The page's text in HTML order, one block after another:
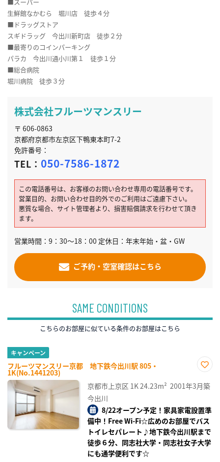
生鮮館なかむら 堀川店 徒歩４分
■ドラッグストア
スギドラッグ 今出川新町店 徒歩２分
■最寄りのコインパーキング
パラカ 今出川通小川第１ 徒歩１分
■総合病院
堀川病院 徒歩３分
株式会社フルーツマンスリー
〒 606-0863
京都府京都市左京区下鴨東本町7-2
免許番号：
TEL： 050-7586-1872
この電話番号は、お客様のお問い合わせ専用の電話番号です。
営業目的、お問い合わせ目的外でのご利用はご遠慮下さい。
悪質な場合、サイト管理者より、損害賠償請求を行わせて頂き
ます。
営業時間：9：30～18：00 定休日：年末年始・盆・GW
ご予約・空室確認はこちら
SAME CONDITIONS
こちらのお部屋に似ている条件のお部屋はこちら
キャンペーン
フルーツマンスリー京都 地下鉄今出川駅 805・
1K(No.1441203)
に入
り登
京都市上京区 1K24.23m² 2001年3月築
今出川
8/22オープン予定！家具家電設置準
備中！Free Wi-Fi☆広めのお部屋でバス
トイレセパレート♪地下鉄今出川駅まで
徒歩６分、同志社大学・同志社女子大学
にも通学便利です☆